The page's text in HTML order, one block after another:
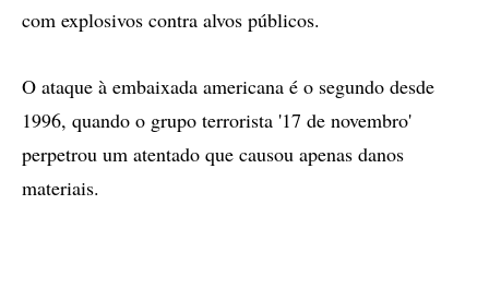
com explosivos contra alvos públicos.
O ataque à embaixada americana é o segundo desde
1996, quando o grupo terrorista '17 de novembro'
perpetrou um atentado que causou apenas danos
materiais.